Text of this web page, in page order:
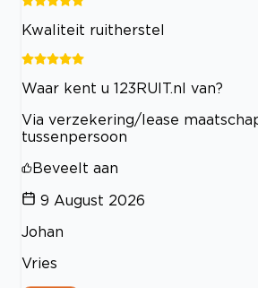
Kwaliteit ruitherstel
Waar kent u 123RUIT.nl van?
Via verzekering/lease
tussenpersoon
Beveelt aan
9 August 2026
Johan
Vries